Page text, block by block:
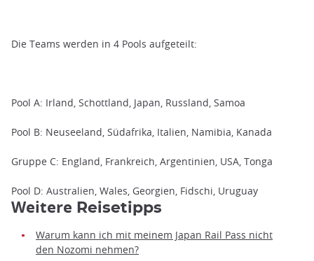
Die Teams werden in 4 Pools aufgeteilt:
Pool A: Irland, Schottland, Japan, Russland, Samoa
Pool B: Neuseeland, Südafrika, Italien, Namibia, Kanada
Gruppe C: England, Frankreich, Argentinien, USA, Tonga
Pool D: Australien, Wales, Georgien, Fidschi, Uruguay
Weitere Reisetipps
Warum kann ich mit meinem Japan Rail Pass nicht
den Nozomi nehmen?